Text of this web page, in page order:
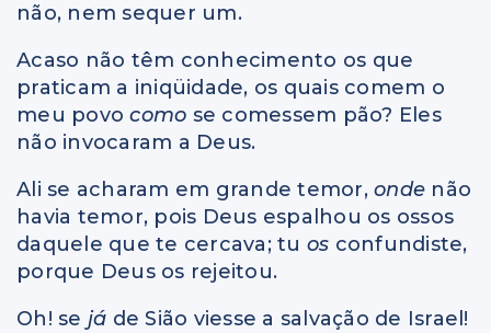
não, nem sequer um.
Acaso não têm conhecimento os que
praticam a iniqüidade, os quais comem o
meu povocomo se comessem pão? Eles
não invocaram a Deus.
Ali se acharam em grande temor, onde não
havia temor, pois Deus espalhou os ossos
daquele que te cercava; tu os confundiste,
porque Deus os rejeitou.
Oh! se já de Sião viesse a salvação de Israel!